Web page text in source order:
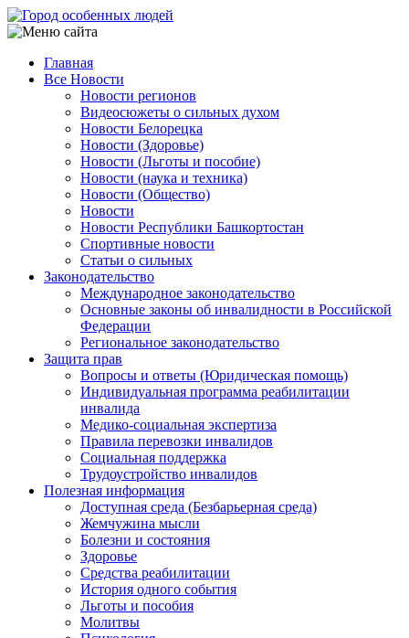
Перейти
к
содержанию
Main
navigation
Главная
Все Новости
Новости регионов
Видеосюжеты о сильных духом
Новости Белорецка
Новости (Здоровье)
Новости (Льготы и пособие)
Новости (наука и техника)
Новости (Общество)
Новости
Новости Республики Башкортостан
Спортивные новости
Статьи о сильных
Законодательство
Международное законодательство
Основные законы об инвалидности в Российской
Федерации
Региональное законодательство
Защита прав
Вопросы и ответы (Юридическая помощь)
Индивидуальная программа реабилитации
инвалида
Медико-социальная экспертиза
Правила перевозки инвалидов
Социальная поддержка
Трудоустройство инвалидов
Полезная информация
Доступная среда (Безбарьерная среда)
Жемчужина мысли
Болезни и состояния
Здоровье
Средства реабилитации
История одного события
Льготы и пособия
Молитвы